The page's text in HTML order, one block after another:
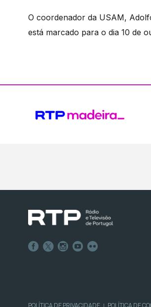
O coordenador da USAM,
está marcado para o dia 10 de
POLÍTICA DE PRIVACIDADE | POLÍTICA DE